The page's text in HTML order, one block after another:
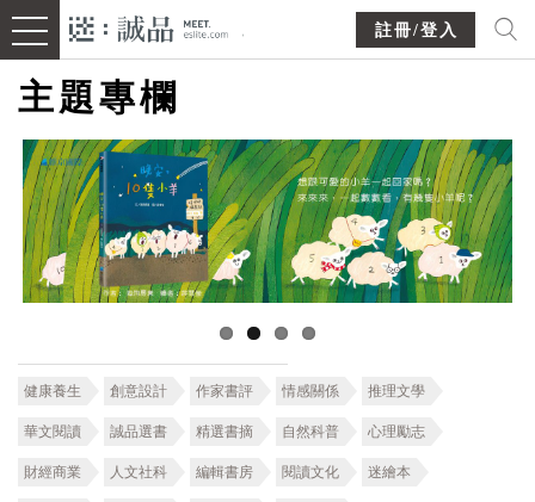
註冊/登入
主題專欄
健康養生 創意設計 作家書評 情感關係 推理文學
華文閱讀 誠品選書 精選書摘 自然科普 心理勵志
財經商業 人文社科 編輯書房 閱讀文化 迷繪本